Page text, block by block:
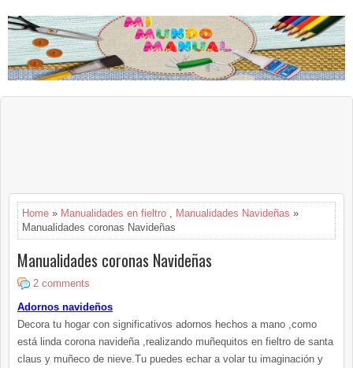
Home » Manualidades en fieltro Manualidades Navideñas »
Manualidades coronas Navideñas
Manualidades coronas Navideñas
2 comments
Adornos navideños
Decora tu hogar con significativos adornos hechos a mano ,como
está linda corona navideña ,realizando muñequitos en fieltro de santa
claus y muñeco de nieve.Tu puedes echar a volar tu imaginación y